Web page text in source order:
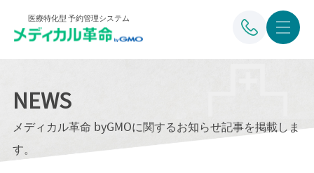
医療特化型 予約管理システム
NEWS
メディカル革命 byGMOに関するお知らせ記事を掲載しま
す。